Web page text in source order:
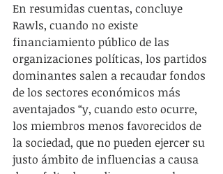
En resumidas cuentas, concluye
Rawls, cuando no existe
financiamiento público de las
organizaciones políticas, los partidos
dominantes salen a recaudar fondos
de los sectores económicos más
aventajados “y, cuando esto ocurre,
los miembros menos favorecidos de
la sociedad, que no pueden ejercer su
justo ámbito de influencias a causa